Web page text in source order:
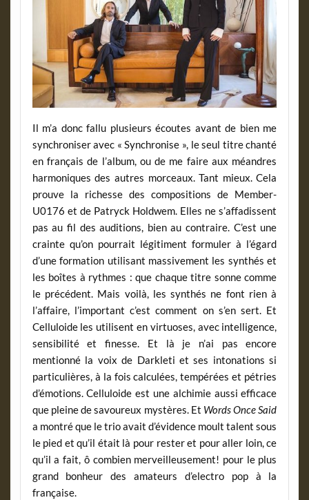
Il m’a donc fallu plusieurs écoutes avant de bien me
synchroniser avec « Synchronise », le seul titre chanté
en français de l’album, ou de me faire aux méandres
harmoniques des autres morceaux. Tant mieux. Cela
prouve la richesse des compositions de Member-
U0176 et de Patryck Holdwem. Elles ne s’affadissent
pas au fil des auditions, bien au contraire. C’est une
crainte qu’on pourrait légitiment formuler à l’égard
d’une formation utilisant massivement les synthés et
les boîtes à rythmes : que chaque titre sonne comme
le précédent. Mais voilà, les synthés ne font rien à
l’affaire, l’important c’est comment on s’en sert. Et
Celluloide les utilisent en virtuoses, avec intelligence,
sensibilité et finesse. Et là je n’ai pas encore
mentionné la voix de Darkleti et ses intonations si
particulières, à la fois calculées, tempérées et pétries
d’émotions. Celluloide est une alchimie aussi efficace
que pleine de savoureux mystères. Et Words Once Said
a montré que le trio avait d’évidence moult talent sous
le pied et qu’il était là pour rester et pour aller loin, ce
qu’il a fait, ô combien merveilleusement! pour le plus
grand bonheur des amateurs d’electro pop à la
française.